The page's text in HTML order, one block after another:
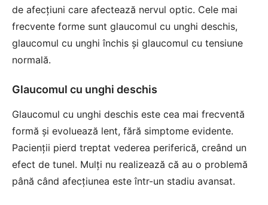
de afecțiuni care afectează nervul optic. Cele mai
frecvente forme sunt glaucomul cu unghi deschis,
glaucomul cu unghi închis și glaucomul cu tensiune
normală.
Glaucomul cu unghi deschis
Glaucomul cu unghi deschis este cea mai frecventă
formă și evoluează lent, fără simptome evidente.
Pacienții pierd treptat vederea periferică, creând un
efect de tunel. Mulți nu realizează că au o problemă
până când afecțiunea este într-un stadiu avansat.